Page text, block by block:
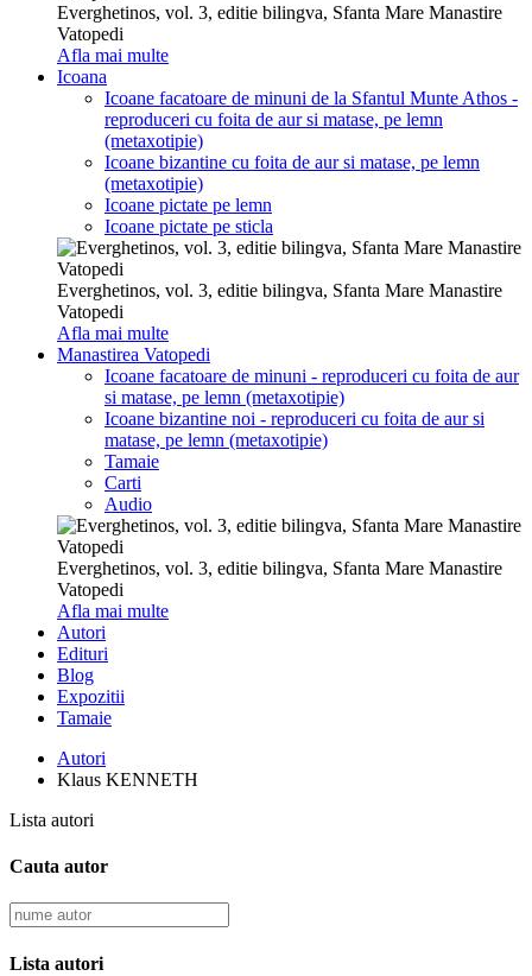
Everghetinos, vol. 3, editie bilingva, Sfanta Mare Manastire
Vatopedi
Afla mai multe
Icoana
Icoane facatoare de minuni de la Sfantul Munte Athos -
reproduceri cu foita de aur si matase, pe lemn
(metaxotipie)
Icoane bizantine cu foita de aur si matase, pe lemn
(metaxotipie)
Icoane pictate pe lemn
Icoane pictate pe sticla
Everghetinos, vol. 3, editie bilingva, Sfanta Mare Manastire
Vatopedi
Afla mai multe
Manastirea Vatopedi
Icoane facatoare de minuni - reproduceri cu foita de aur
si matase, pe lemn (metaxotipie)
Icoane bizantine noi - reproduceri cu foita de aur si
matase, pe lemn (metaxotipie)
Tamaie
Carti
Audio
Everghetinos, vol. 3, editie bilingva, Sfanta Mare Manastire
Vatopedi
Afla mai multe
Autori
Edituri
Blog
Expozitii
Tamaie
Autori
Klaus KENNETH
Lista autori
Cauta autor
Lista autori